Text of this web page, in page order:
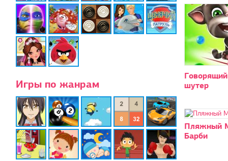
Игры по жанрам
шутер
Пляжный
Барби